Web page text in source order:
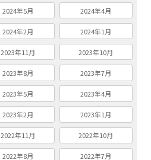
2024年5月 2024年4月
2024年2月 2024年1月
2023年11月 2023年10月
2023年8月 2023年7月
2023年5月 2023年4月
2023年2月 2023年1月
2022年11月 2022年10月
2022年8月 2022年7月